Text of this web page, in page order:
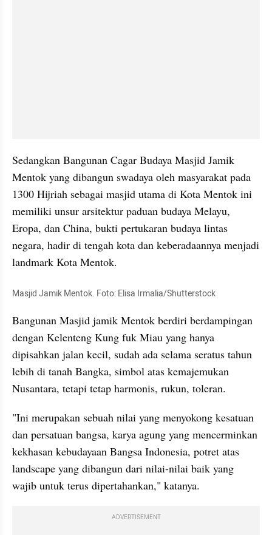
Sedangkan Bangunan Cagar Budaya Masjid Jamik
Mentok yang dibangun swadaya oleh masyarakat pada
1300 Hijriah sebagai masjid utama di Kota Mentok ini
memiliki unsur arsitektur paduan budaya Melayu,
Eropa, dan China, bukti pertukaran budaya lintas
negara, hadir di tengah kota dan keberadaannya menjadi
landmark Kota Mentok.
Masjid Jamik Mentok. Foto: Elisa Irmalia/Shutterstock
Bangunan Masjid jamik Mentok berdiri berdampingan
dengan Kelenteng Kung fuk Miau yang hanya
dipisahkan jalan kecil, sudah ada selama seratus tahun
lebih di tanah Bangka, simbol atas kemajemukan
Nusantara, tetapi tetap harmonis, rukun, toleran.
"Ini merupakan sebuah nilai yang menyokong kesatuan
dan persatuan bangsa, karya agung yang mencerminkan
kekhasan kebudayaan Bangsa Indonesia, potret atas
landscape yang dibangun dari nilai-nilai baik yang
wajib untuk terus dipertahankan," katanya.
ADVERTISEMENT